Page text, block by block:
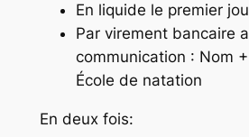
En liquide le premier
Par virement bancaire
communication : Nom
École de natation
En deux fois: